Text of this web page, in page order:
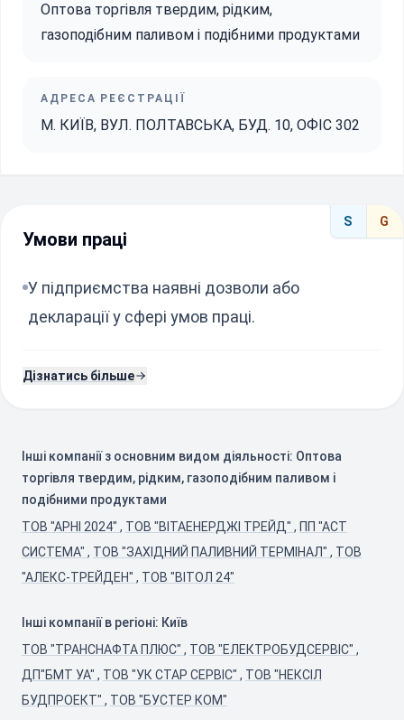
Оптова торгівля твердим, рідким,
газоподібним паливом і подібними продуктами
АДРЕСА РЕЄСТРАЦІЇ
М. КИЇВ, ВУЛ. ПОЛТАВСЬКА, БУД. 10, ОФІС 302
S G
Умови праці
У підприємства наявні дозволи або
декларації у сфері умов праці.
Дізнатись більше
Інші компанії з основним видом діяльності: Оптова
торгівля твердим, рідким, газоподібним паливом і
подібними продуктами
ТОВ "АРНІ 2024" , ТОВ "ВІТАЕНЕРДЖІ ТРЕЙД" , ПП "АСТ
СИСТЕМА" , ТОВ "ЗАХІДНИЙ ПАЛИВНИЙ ТЕРМІНАЛ" , ТОВ
"АЛЕКС-ТРЕЙДЕН" , ТОВ "ВІТОЛ 24"
Інші компанії в регіоні: Київ
ТОВ "ТРАНСНАФТА ПЛЮС" , ТОВ "ЕЛЕКТРОБУДСЕРВІС" ,
ДП"БМТ УА" , ТОВ "УК СТАР СЕРВІС" , ТОВ "НЕКСІЛ
БУДПРОЕКТ" , ТОВ "БУСТЕР КОМ"